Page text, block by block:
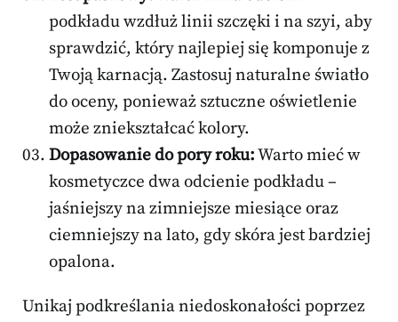
podkładu wzdłuż linii szczęki i na szyi, aby
sprawdzić, który najlepiej się komponuje z
Twoją karnacją. Zastosuj naturalne światło
do oceny, ponieważ sztuczne oświetlenie
może zniekształcać kolory.
Dopasowanie do pory roku:Warto mieć w
kosmetyczce dwa odcienie podkładu –
jaśniejszy na zimniejsze miesiące oraz
ciemniejszy na lato, gdy skóra jest bardziej
opalona.
Unikaj podkreślania niedoskonałości poprzez